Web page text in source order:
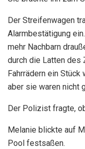
Der Streifenwagen
Alarmbestätigung
mehr Nachbarn
durch die Latten des
Fahrrädern ein
aber sie waren nicht
Der Polizist fragte,
Melanie blickte auf
Pool festsaßen.